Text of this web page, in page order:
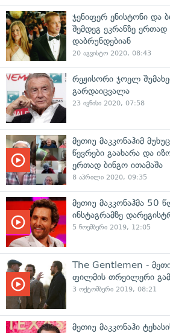
ჯენიფერ ენისტონი და
შემდეგ ეკრანზე
დაბრუნდებიან
20 აგვისტო 2020, 08:43
რეჟისორი ჯოელ
გარდაიცვალა
23 ივნისი 2020, 07:58
მეთიუ მაკკონაჰიმ
წევრები გაახარა და
ერთად ბინგო ითამაშა
8 აპრილი 2020, 09:35
მეთიუ მაკკონაჰმა 50
ინსტაგრამზე
5 ნოემბერი 2019, 12:05
The Gentlemen -
ფილმის თრეილერი
3 ოქტომბერი 2019, 08:21
მეთიუ მაკკონაჰი